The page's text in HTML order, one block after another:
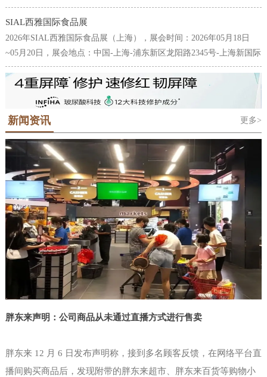
专注为食品饮料生产商贸易商提供来自进
膳等渠道专业人群，面向流通与餐饮市场
的展会组织者拥有全球食品行业展览领先
地位的科隆世界食品博览会Anuga，科隆
国际糖果及休闲食品展ISM和泰国国际食
品展Anuga Asia-Thaifex等覆盖食品贸易
和食品制造技术全产业链的贸易展览会。
世界食品（深圳）博览会将在Anuga的全
球战略指导下升级品牌——Anuga Select
China将正式落地中国大湾区。Anuga科
隆世界食品博览会创立于1919年，已经
到700家。美国拉斯维加斯便利店及零售
展览会NGA是唯一一个专门围绕商铺店
面为主题的展览，由国家零售商协会
（National Grocers Association）举办，
对于那些需要了解最新的行业趋势和最佳
为期三天的美国拉斯维加斯零售展览会
NGA中，独立零售商便利店和批发商，
零售业高管，CPG制造商和服务聚集在一
起，提供了无与伦比的学习，参与，共
享，网络和创新的机会。全国杂货商协会
是唯一专门致力于独立杂货商需求的行业
协会。考虑到当今瞬息万变的市场和食品
零售业中不断发展的创新进步，NGA
Show是必须参加的盛会。这是店铺商唯
易中心南港会展馆，主办方：台湾对外贸易发展协会(TAITRA)，举办
周期：一年一届，展会面积：25000平米，参展观众：65000人，参展
商数量及参展品牌达到1642家。台北国际食品展为中国台湾规模最
大、也是最为国际化的食品专业采购展览会，每年6月皆吸引了许多來
自国內外的专业买主前来台采购参观，堪称亚洲不可错过的食品盛
会，亦为全球华人食品业界不容缺席的年度场合。本展2012年起，首
次扩增世贸一馆展区，联合原有之南港展馆展区，展览规模与来访人
潮屡创新高。该展会的主办单位中国台湾对外贸易发展协会(简称外贸
协会或贸协)由中国台湾省经济部于结合民间工商团体设立之公益性财
团法人，以协助业者拓展对外贸易。目前，本会拥有600多位训练有素
的贸易专才，除台北总部外，设有新竹、台中、台南及高雄等4个办事
处和遍布全球近50个驻外据点，另相继设立中国台湾贸易中心、台北
世界贸易中心等姐妹机构，形成完整的贸易服务网，是业者
SIAL西雅国际食品展
2026年SIAL西雅国际食品展（上海），展会时间：2026年05月18日
~05月20日，展会地点：中国-上海-浦东新区龙阳路2345号-上海新国际
博览中心，主办方：高美艾博展览集团、北京爱博西雅展览有限公
司、中国商业联合会，举办周期：一年一届，展会面积：200000平
米，参展观众：180000人，参展商数量及参展品牌达到5000家。SIAL
是法语“Salon International De L'Alimentation”的缩写，中文意思是国际
食品展览会，“西雅”是SIAL的中文音译名称。SIAL 品牌于1964年在法
国巴黎创立，是全球前五大展会主办集团——法国高美艾博展览集团
自有品牌。SIAL全球系列食品展。2000年将SIAL西雅展引进中国举
办。在近60年的国际品牌沉淀和24年的中国市场深耕中，SIAL中国系
列国际食品展孕育了SIAL西雅展（上海）和SIAL西雅展（深圳）两大
食饮展览。SIAL西雅展（上海）已经成为“SIAL世界三大食品展之
一”。SIAL西雅展（深圳）也将以“SIAL世界展会对话世界地标”为定
位，吸引全球目光定位粤港
新闻资讯 更多>
胖东来声明：公司商品从未通过直播方式进行售卖
胖东来 12 月 6 日发布声明称，接到多名顾客反馈，在网络平台直
播间购买商品后，发现附带的胖东来超市、胖东来百货等购物小